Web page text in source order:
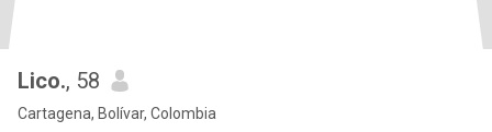
Lico., 58
Cartagena, Bolívar, Colombia